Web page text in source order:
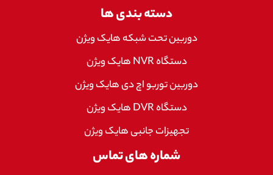
دسته بندی ها
دوربین تحت شبکه هایک ویژن
دستگاه NVR هایک ویژن
دوربین توربو اچ دی هایک ویژن
دستگاه DVR هایک ویژن
تجهیزات جانبی هایک ویژن
شماره های تماس